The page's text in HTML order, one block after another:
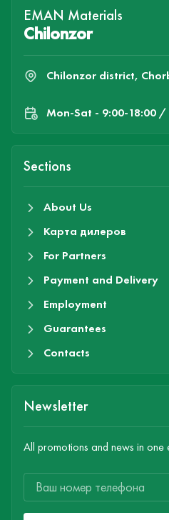
EMAN Materials
Chilonzor
Chilonzor district,
Mon-Sat - 9:00-18:00 /
Sections
About Us
Карта дилеров
For Partners
Payment and Delivery
Employment
Guarantees
Contacts
Newsletter
All promotions and news in one